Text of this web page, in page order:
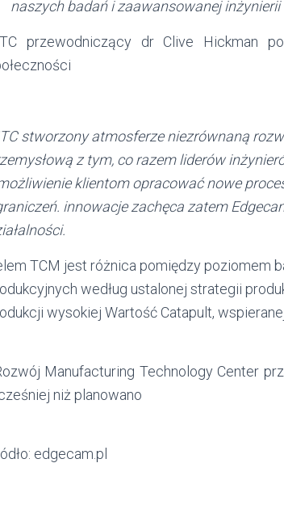
naszych badań i zaawansowanej
przewodniczący dr Clive Hickman
stworzony atmosferze niezrównaną
z tym, co razem liderów
klientom opracować nowe
innowacje zachęca zatem
TCM jest różnica pomiędzy poziomem
według ustalonej strategii
wysokiej Wartość Catapult,
Manufacturing Technology Center
niż planowano
edgecam.pl